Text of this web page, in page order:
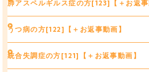
肺アスペルギルス症の方[123]【＋お返事
うつ病の方[122]【＋お返事動画】
統合失調症の方[121]【＋お返事動画】